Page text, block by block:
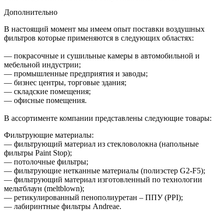
Дополнительно
В настоящий момент мы имеем опыт поставки воздушных
фильтров которые применяются в следующих областях:
— покрасочные и сушильные камеры в автомобильной и
мебельной индустрии;
— промышленные предприятия и заводы;
— бизнес центры, торговые здания;
— складские помещения;
— офисные помещения.
В ассортименте компании представлены следующие товары:
Фильтрующие материалы:
— фильтрующий материал из стекловолокна (напольные
фильтры Paint Stop);
— потолочные фильтры;
— фильтрующие нетканные материалы (полиэстер G2-F5);
— фильтрующий материал изготовленный по технологии
мельтблаун (meltblown);
— ретикулированный пенополиуретан – ППУ (PPI);
— лабиринтные фильтры Andreae.